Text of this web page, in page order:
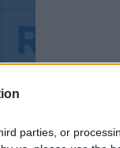
parties, or